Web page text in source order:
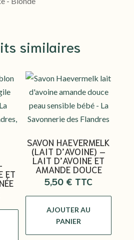
similaires
ET
SAVON HAEVERMELK
(LAIT D’AVOINE) –
LAIT D’AVOINE ET
AMANDE DOUCE
5,50 €
AJOUTER AU
PANIER